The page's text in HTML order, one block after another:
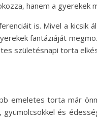
hanem a gyerekek
is. Mivel a kicsik
fantáziáját
születésnapi torta
emeletes torta már
és